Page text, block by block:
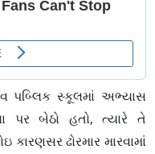
પબ્લિક સ્કૂલમાં અભ્યાસ
પર બેઠો હતો, ત્યારે તે
કારણસર ઢોરમાર મારવામાં